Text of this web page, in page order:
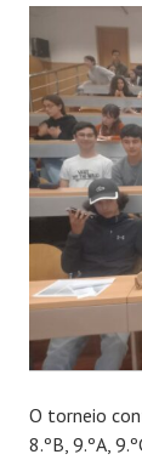
O torneio
8.ºB, 9.ºA,